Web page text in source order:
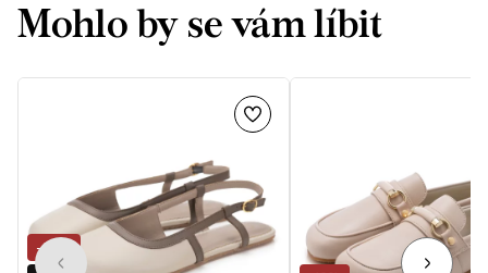
Mohlo by se vám líbit
-30%